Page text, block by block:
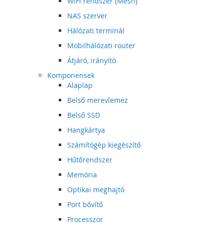
NAS szerver
Hálózati terminál
Mobilhálózati router
Átjáró, irányító
Komponensek
Alaplap
Belső merevlemez
Belső SSD
Hangkártya
Számítógép kiegészítő
Hűtőrendszer
Memória
Optikai meghajtó
Port bővítő
Processzor